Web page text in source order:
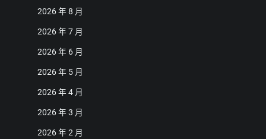
2026 年 8 月
2026 年 7 月
2026 年 6 月
2026 年 5 月
2026 年 4 月
2026 年 3 月
2026 年 2 月